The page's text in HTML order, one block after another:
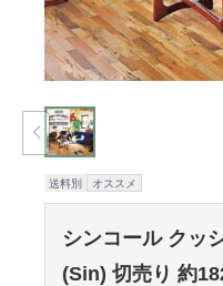
送料別 オススメ
シンコール クッ
(Sin) 切売り 約